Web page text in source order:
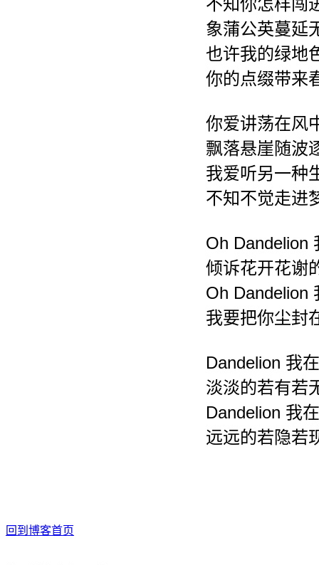
不知你怎样闯
象蒲公英蔓延
也许我的绿地
你的点缀带来
你爱讲荡在风
飘落悬崖随波
我爱听另一种
不知不觉走进
Oh Dandelion
倾诉花开花谢
Oh Dandelion
我要把你尘封
Dandelion 我
淡淡的若有若
Dandelion 我
远远的若隐若